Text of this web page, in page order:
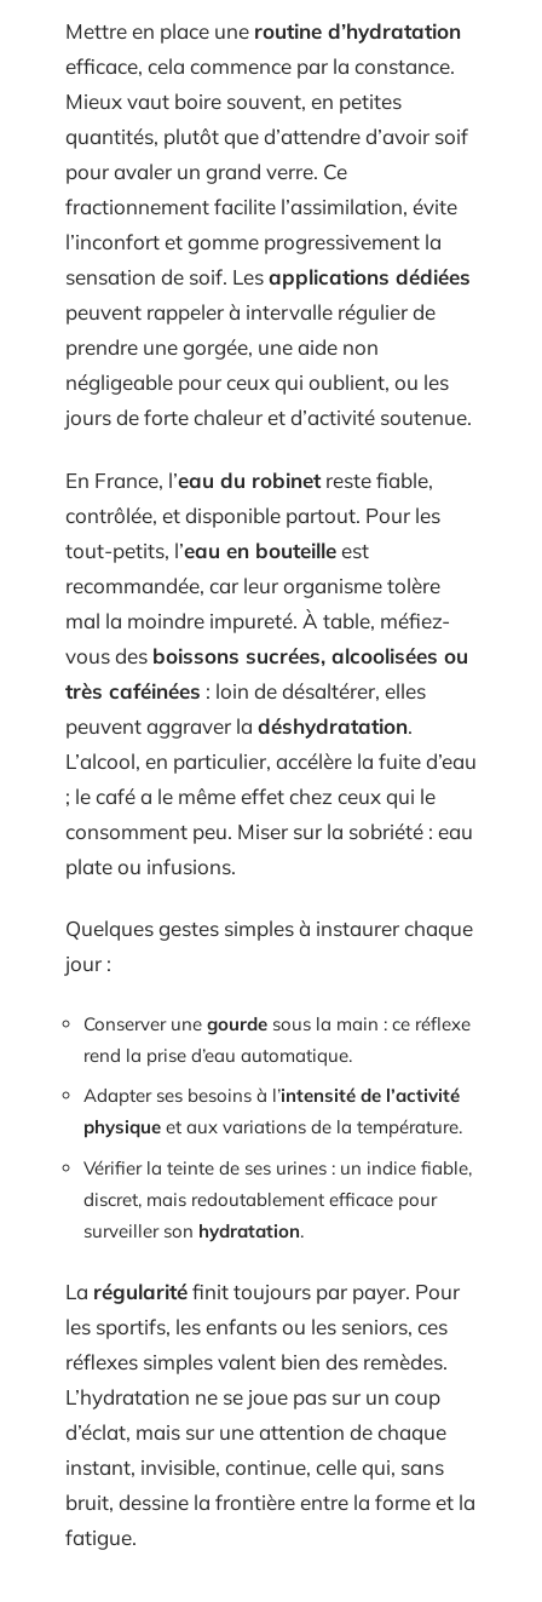
Mettre en place une routine d’hydratation
efficace, cela commence par la constance.
Mieux vaut boire souvent, en petites
quantités, plutôt que d’attendre d’avoir soif
pour avaler un grand verre. Ce
fractionnement facilite l’assimilation, évite
l’inconfort et gomme progressivement la
sensation de soif. Lesapplications dédiées
peuvent rappeler à intervalle régulier de
prendre une gorgée, une aide non
négligeable pour ceux qui oublient, ou les
jours de forte chaleur et d’activité soutenue.
En France, l’eau du robinetreste fiable,
contrôlée, et disponible partout. Pour les
tout-petits, l’eau en bouteilleest
recommandée, car leur organisme tolère
mal la moindre impureté. À table, méfiez-
vous des boissons sucrées, alcoolisées ou
très caféinées : loin de désaltérer, elles
peuvent aggraver la déshydratation.
L’alcool, en particulier, accélère la fuite d’eau
; le café a le même effet chez ceux qui le
consomment peu. Miser sur la sobriété : eau
plate ou infusions.
Quelques gestes simples à instaurer chaque
jour :
Conserver une gourde sous la main : ce réflexe
rend la prise d’eau automatique.
Adapter ses besoins à l’intensité de l’activité
physique et aux variations de la température.
Vérifier la teinte de ses urines : un indice fiable,
discret, mais redoutablement efficace pour
surveiller son hydratation.
La régularitéfinit toujours par payer. Pour
les sportifs, les enfants ou les seniors, ces
réflexes simples valent bien des remèdes.
L’hydratation ne se joue pas sur un coup
d’éclat, mais sur une attention de chaque
instant, invisible, continue, celle qui, sans
bruit, dessine la frontière entre la forme et la
fatigue.